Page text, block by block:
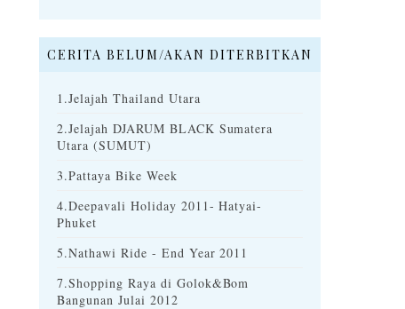
CERITA BELUM/AKAN DITERBITKAN
1.Jelajah Thailand Utara
2.Jelajah DJARUM BLACK Sumatera
Utara (SUMUT)
3.Pattaya Bike Week
4.Deepavali Holiday 2011- Hatyai-
Phuket
5.Nathawi Ride - End Year 2011
7.Shopping Raya di Golok&Bom
Bangunan Julai 2012